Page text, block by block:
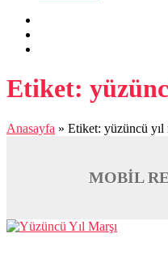
Etiket:
Anasayfa » Etiket: yüzüncü yıl
MOBİL